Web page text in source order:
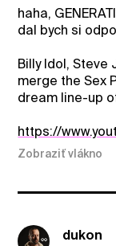
haha,
dal bych si
Billy Idol, Steve
merge the Sex
dream line-up
https://
Zobraziť vlákno
dukon